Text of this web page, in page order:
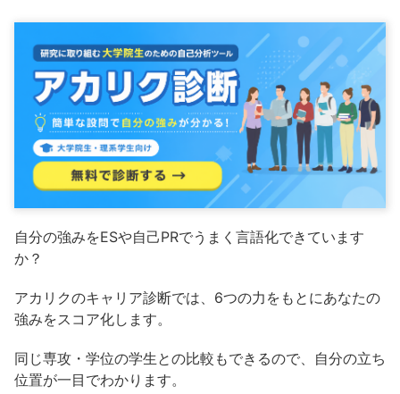
自分の強みをESや自己PRでうまく言語化できています
か？
アカリクのキャリア診断では、6つの力をもとにあなたの
強みをスコア化します。
同じ専攻・学位の学生との比較もできるので、自分の立ち
位置が一目でわかります。